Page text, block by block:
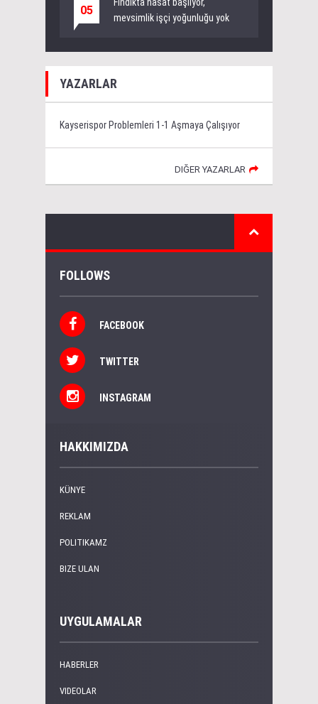
05
Fındıkta hasat başlıyor,
mevsimlik işçi yoğunluğu yok
YAZARLAR
Kayserispor Problemleri 1-1 Aşmaya Çalışıyor
DIĞER YAZARLAR
FOLLOWS
FACEBOOK
TWITTER
INSTAGRAM
HAKKIMIZDA
KÜNYE
REKLAM
POLITIKAMZ
BIZE ULAN
UYGULAMALAR
HABERLER
VIDEOLAR